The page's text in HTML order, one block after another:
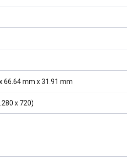
66.64 mm x 31.91 mm
x 720)